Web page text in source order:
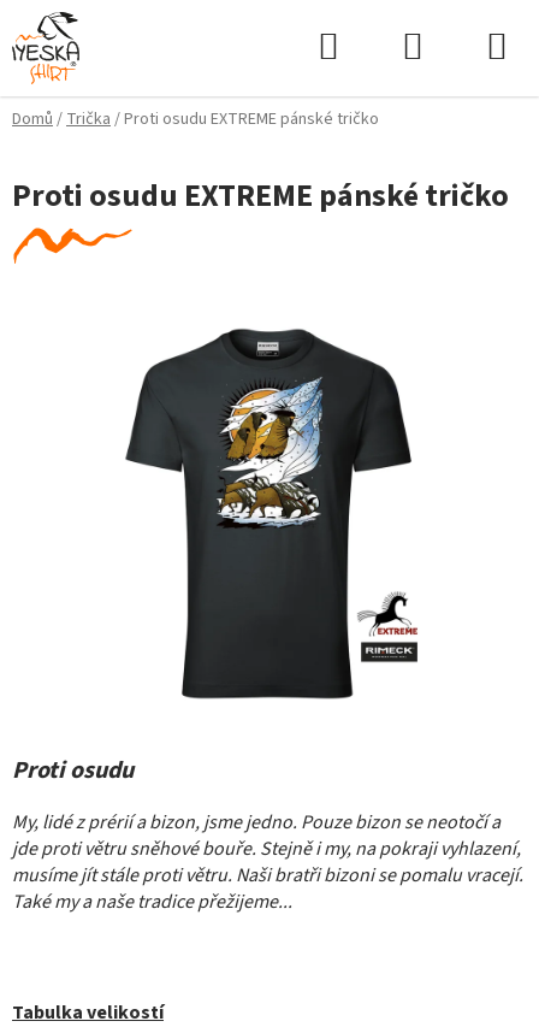
Přejít
na
obsah
Domů/Trička/Proti osudu EXTREME pánské tričko
Proti osudu
My, lidé z prérií a bizon, jsme jedno. Pouze bizon se neotočí a
jde proti větru sněhové bouře. Stejně i my, na pokraji vyhlazení,
musíme jít stále proti větru. Naši bratři bizoni se pomalu vracejí.
Také my a naše tradice přežijeme...
Tabulka velikostí
Proti osudu EXTREME pánské tričko